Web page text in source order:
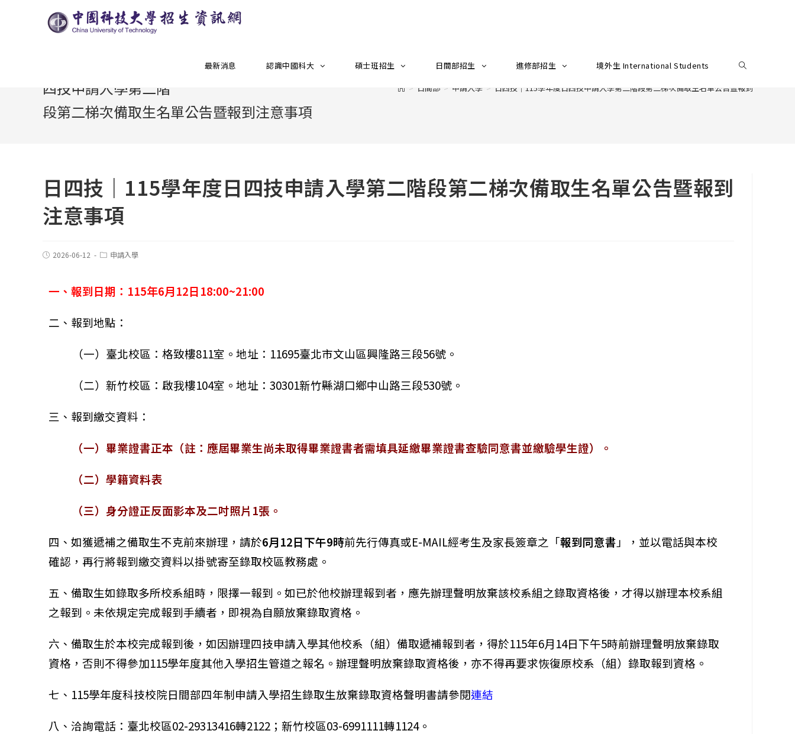
最新消息 認識中國科大 碩士班招生 日間部招生 進修部招生 境外生 International Students
四技申請入學第二階
段第二梯次備取生名單公告暨報到注意事項
> 日間部 > 申請入學 > 日四技｜115學年度日四技申請入學第二階段第二梯次備取生名單公告暨報到注意事項
日四技｜115學年度日四技申請入學第二階段第二梯次備取生名單公告暨報到
注意事項
2026-06-12 申請入學
一、報到日期：115年6月12日18:00~21:00
二、報到地點：
（一）臺北校區：格致樓811室。地址：11695臺北市文山區興隆路三段56號。
（二）新竹校區：啟我樓104室。地址：30301新竹縣湖口鄉中山路三段530號。
三、報到繳交資料：
（一）畢業證書正本（註：應屆畢業生尚未取得畢業證書者需填具延繳畢業證書查驗同意書並繳驗學生證）。
（二）學籍資料表
（三）身分證正反面影本及二吋照片1張。
四、如獲遞補之備取生不克前來辦理，請於6月12日下午9時前先行傳真或E-MAIL經考生及家長簽章之「報到同意書 」，並以電話與本校
確認，再行將報到繳交資料以掛號寄至錄取校區教務處。
五、備取生如錄取多所校系組時，限擇一報到。如已於他校辦理報到者，應先辦理聲明放棄該校系組之錄取資格後，才得以辦理本校系組
之報到。未依規定完成報到手續者，即視為自願放棄錄取資格。
六、備取生於本校完成報到後，如因辦理四技申請入學其他校系（組）備取遞補報到者，得於115年6月14日下午5時前辦理聲明放棄錄取
資格，否則不得參加115學年度其他入學招生管道之報名。辦理聲明放棄錄取資格後，亦不得再要求恢復原校系（組）錄取報到資格。
七、115學年度科技校院日間部四年制申請入學招生錄取生放棄錄取資格聲明書請參閱連結
八、洽詢電話：臺北校區02-29313416轉2122；新竹校區03-6991111轉1124。